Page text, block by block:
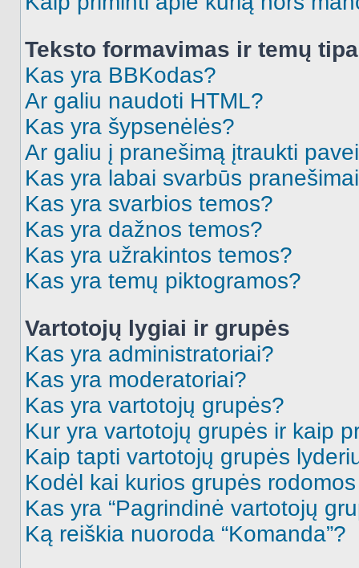
Teksto formavimas ir temų
Kas yra BBKodas?
Ar galiu naudoti HTML?
Kas yra šypsenėlės?
Ar galiu į pranešimą įtraukti
Kas yra labai svarbūs
Kas yra svarbios temos?
Kas yra dažnos temos?
Kas yra užrakintos temos?
Kas yra temų piktogramos?
Vartotojų lygiai ir grupės
Kas yra administratoriai?
Kas yra moderatoriai?
Kas yra vartotojų grupės?
Kur yra vartotojų grupės ir kaip
Kaip tapti vartotojų grupės
Kodėl kai kurios grupės
Kas yra “Pagrindinė vartotojų
Ką reiškia nuoroda “Komanda”?